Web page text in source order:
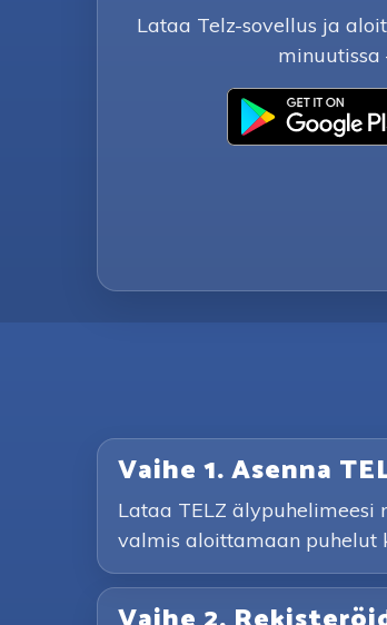
Lataa Telz-sovellus ja
minuutissa
Vaihe 1. Asenna
Lataa TELZ
valmis aloittamaan puhelut